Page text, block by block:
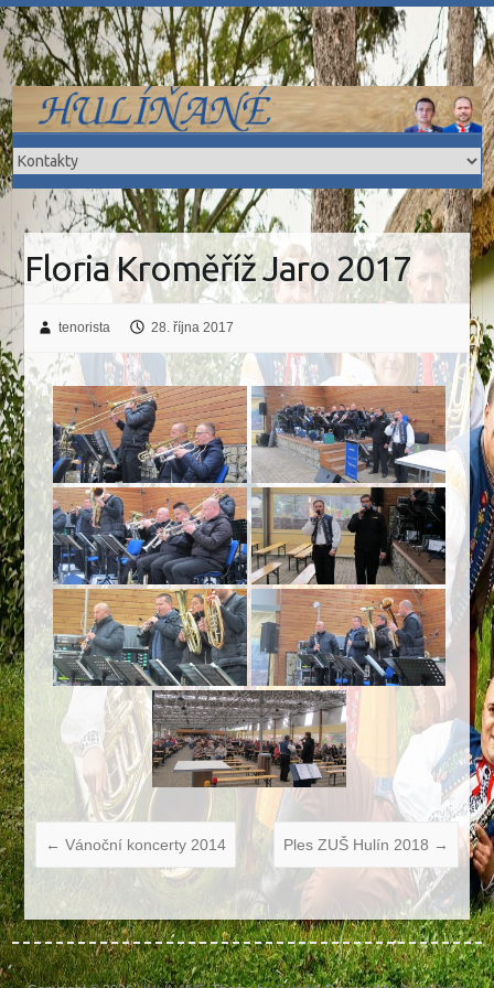
Skip
to
content
Floria Kroměříž Jaro 2017
tenorista 28. října 2017
← Vánoční koncerty 2014 Ples ZUŠ Hulín 2018 →